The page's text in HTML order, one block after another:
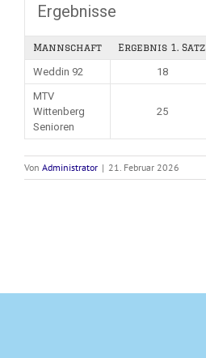
Ergebnisse
Mannschaft Ergebnis 1. Satz
Weddin 92 18
MTV
Wittenberg
Senioren
25
Von Administrator | 21. Februar 2026